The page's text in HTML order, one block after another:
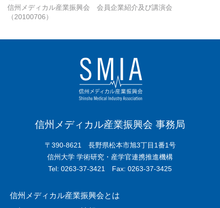
信州メディカル産業振興会 会員企業紹介及び講演会
（20100706）
信州メディカル産業振興会 事務局
〒390-8621 長野県松本市旭3丁目1番1号
信州大学 学術研究・産学官連携推進機構
Tel: 0263-37-3421 Fax: 0263-37-3425
信州メディカル産業振興会とは